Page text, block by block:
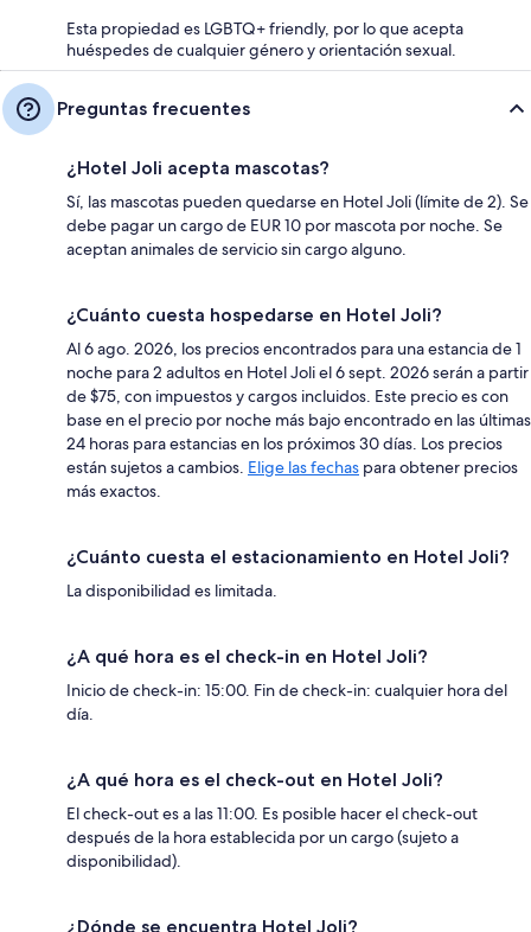
Esta propiedad es LGBTQ+ friendly, por lo que acepta
huéspedes de cualquier género y orientación sexual.
Preguntas frecuentes
¿Hotel Joli acepta mascotas?
Sí, las mascotas pueden quedarse en Hotel Joli (límite de 2). Se
debe pagar un cargo de EUR 10 por mascota por noche. Se
aceptan animales de servicio sin cargo alguno.
¿Cuánto cuesta hospedarse en Hotel Joli?
Al 6 ago. 2026, los precios encontrados para una estancia de 1
noche para 2 adultos en Hotel Joli el 6 sept. 2026 serán a partir
de $75, con impuestos y cargos incluidos. Este precio es con
base en el precio por noche más bajo encontrado en las últimas
24 horas para estancias en los próximos 30 días. Los precios
están sujetos a cambios. Elige las fechas para obtener precios
más exactos.
¿Cuánto cuesta el estacionamiento en Hotel Joli?
La disponibilidad es limitada.
¿A qué hora es el check-in en Hotel Joli?
Inicio de check-in: 15:00. Fin de check-in: cualquier hora del
día.
¿A qué hora es el check-out en Hotel Joli?
El check-out es a las 11:00. Es posible hacer el check-out
después de la hora establecida por un cargo (sujeto a
disponibilidad).
¿Dónde se encuentra Hotel Joli?